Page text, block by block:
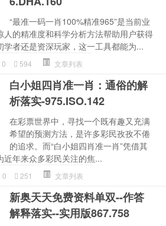
“最准一码一肖100%精准965”是当前业
人的精准度和科学分析方法帮助用户获得
者还是资深玩家，这一工具都能为...
0 594 文章列表
白小姐四肖准一肖：通俗的解
析落实-975.ISO.142
在彩票世界中，寻找一个既有趣又充满
希望的预测方法，是许多彩民孜孜不倦
的追求。而“白小姐四肖准一肖”凭借其
年来众多彩民关注的焦...
0 251 文章列表
新奥天天免费资料单双--作答
解释落实--实用版867.758